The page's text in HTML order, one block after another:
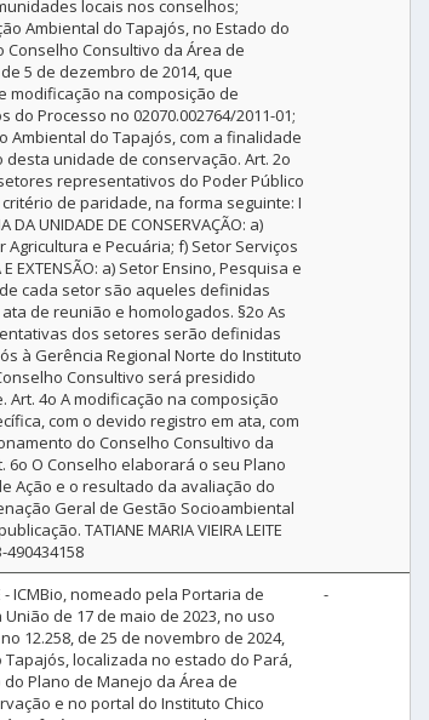
locais nos conselhos;
Ambiental do Tapajós, no Estado do
Conselho Consultivo da Área de
5 de dezembro de 2014, que
modificação na composição de
Processo no 02070.002764/2011-01;
Ambiental do Tapajós, com a finalidade
unidade de conservação. Art. 2o
representativos do Poder Público
de paridade, na forma seguinte: I
DA UNIDADE DE CONSERVAÇÃO: a)
Agricultura e Pecuária; f) Setor Serviços
EXTENSÃO: a) Setor Ensino, Pesquisa e
cada setor são aqueles definidas
de reunião e homologados. §2o As
dos setores serão definidas
à Gerência Regional Norte do Instituto
Consultivo será presidido
4o A modificação na composição
com o devido registro em ata, com
do Conselho Consultivo da
O Conselho elaborará o seu Plano
Ação e o resultado da avaliação do
Geral de Gestão Socioambiental
TATIANE MARIA VIEIRA LEITE
- ICMBio, nomeado pela Portaria de
de 17 de maio de 2023, no uso
12.258, de 25 de novembro de 2024,
localizada no estado do Pará,
do Plano de Manejo da Área de
e no portal do Instituto Chico
-